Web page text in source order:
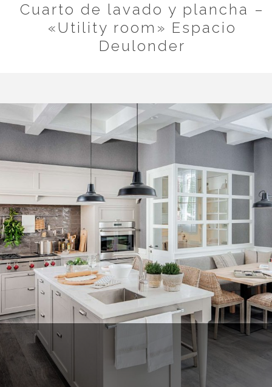
Cuarto de lavado y plancha –
«Utility room» Espacio
Deulonder